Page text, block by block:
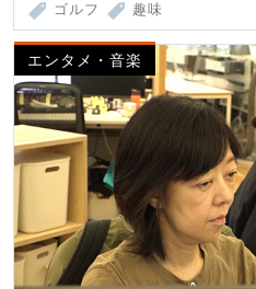
ゴルフ 趣味
エンタメ・音楽